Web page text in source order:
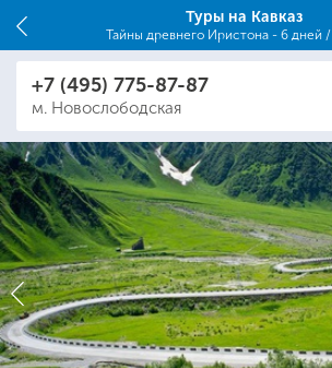
Туры на Кавказ
Тайны древнего Иристона - 6 дней
+7 (495) 775-87-87
м. Новослободская
Людмила